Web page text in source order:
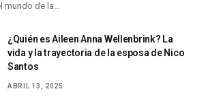
mundo de la…
¿Quién es Aileen Anna Wellenbrink? La
vida y la trayectoria de la esposa de Nico
Santos
ABRIL 13, 2025